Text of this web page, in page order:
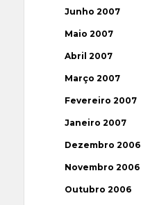
Junho 2007
Maio 2007
Abril 2007
Março 2007
Fevereiro 2007
Janeiro 2007
Dezembro 2006
Novembro 2006
Outubro 2006